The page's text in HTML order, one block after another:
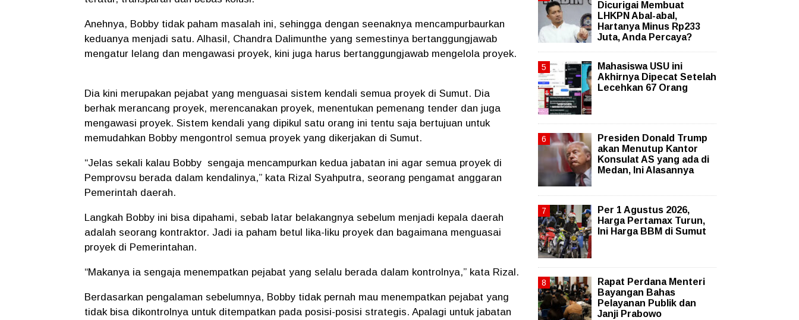
Anehnya, Bobby tidak paham masalah ini, sehingga dengan seenaknya mencampurbaurkan
keduanya menjadi satu. Alhasil, Chandra Dalimunthe yang semestinya bertanggungjawab
mengatur lelang dan mengawasi proyek, kini juga harus bertanggungjawab mengelola proyek.
Dia kini merupakan pejabat yang menguasai sistem kendali semua proyek di Sumut. Dia
berhak merancang proyek, merencanakan proyek, menentukan pemenang tender dan juga
mengawasi proyek. Sistem kendali yang dipikul satu orang ini tentu saja bertujuan untuk
memudahkan Bobby mengontrol semua proyek yang dikerjakan di Sumut.
“Jelas sekali kalau Bobby sengaja mencampurkan kedua jabatan ini agar semua proyek di
Pemprovsu berada dalam kendalinya,” kata Rizal Syahputra, seorang pengamat anggaran
Pemerintah daerah.
Langkah Bobby ini bisa dipahami, sebab latar belakangnya sebelum menjadi kepala daerah
adalah seorang kontraktor. Jadi ia paham betul lika-liku proyek dan bagaimana menguasai
proyek di Pemerintahan.
“Makanya ia sengaja menempatkan pejabat yang selalu berada dalam kontrolnya,” kata Rizal.
Berdasarkan pengalaman sebelumnya, Bobby tidak pernah mau menempatkan pejabat yang
tidak bisa dikontrolnya untuk ditempatkan pada posisi-posisi strategis. Apalagi untuk jabatan
Dicurigai Membuat
LHKPN Abal-abal,
Hartanya Minus Rp233
Juta, Anda Percaya?
Mahasiswa USU ini
Akhirnya Dipecat Setelah
Lecehkan 67 Orang
Presiden Donald Trump
akan Menutup Kantor
Konsulat AS yang ada di
Medan, Ini Alasannya
Per 1 Agustus 2026,
Harga Pertamax Turun,
Ini Harga BBM di Sumut
Rapat Perdana Menteri
Bayangan Bahas
Pelayanan Publik dan
Janji Prabowo